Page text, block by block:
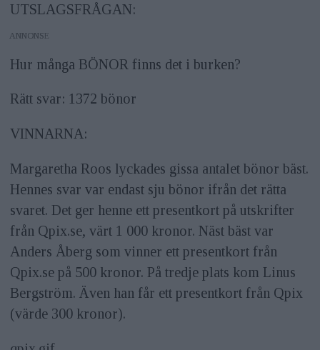
UTSLAGSFRÅGAN:
ANNONS
Hur många BÖNOR finns det i burken?
Rätt svar: 1372 bönor
VINNARNA:
Margaretha Roos lyckades gissa antalet bönor bäst.
Hennes svar var endast sju bönor ifrån det rätta
svaret. Det ger henne ett presentkort på utskrifter
från Qpix.se, värt 1 000 kronor. Näst bäst var
Anders Åberg som vinner ett presentkort från
Qpix.se på 500 kronor. På tredje plats kom Linus
Bergström. Även han får ett presentkort från Qpix
(värde 300 kronor).